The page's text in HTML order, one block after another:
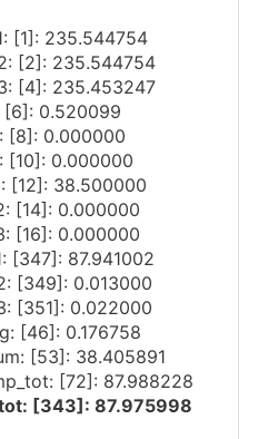
[1]: 235.544754
[2]: 235.544754
[4]: 235.453247
[6]: 0.520099
[8]: 0.000000
[10]: 0.000000
[12]: 38.500000
[14]: 0.000000
[16]: 0.000000
[347]: 87.941002
[349]: 0.013000
[351]: 0.022000
[46]: 0.176758
[53]: 38.405891
[72]: 87.988228
[343]: 87.975998